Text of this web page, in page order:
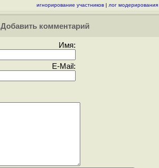
игнорирование участников | лог модерирования
Добавить комментарий
Имя:
E-Mail: